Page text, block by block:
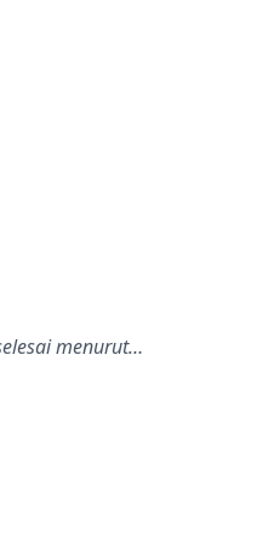
menurut…